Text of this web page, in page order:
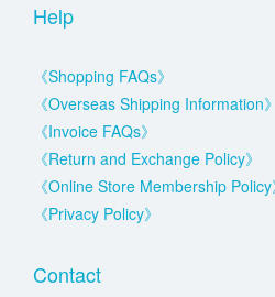
Help
《Shopping FAQs》
《Overseas Shipping Information》
《Invoice FAQs》
《Return and Exchange Policy》
《Online Store Membership Policy
《Privacy Policy》
Contact